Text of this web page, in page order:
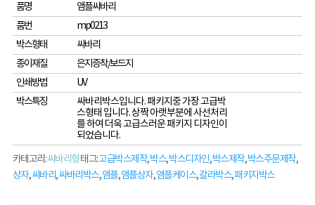
품명
앰플싸바리
품번
mp0213
박스형태
싸바리
종이재질
은지증착/보드지
인쇄방법
UV
박스특징
싸바리박스입니다. 패키지중 가장 고급박
스형태 입니다. 상짝 아랫부분에 사선처리
를 하여 더욱 고급스러운 패키지 디자인이
되었습니다.
카테고리:싸바리형태그:고급박스제작,박스,박스디자인,박스제작,박스주문제작,
상자,싸바리,싸바리박스,앰플,앰플상자,앰플케이스,칼라박스,패키지박스